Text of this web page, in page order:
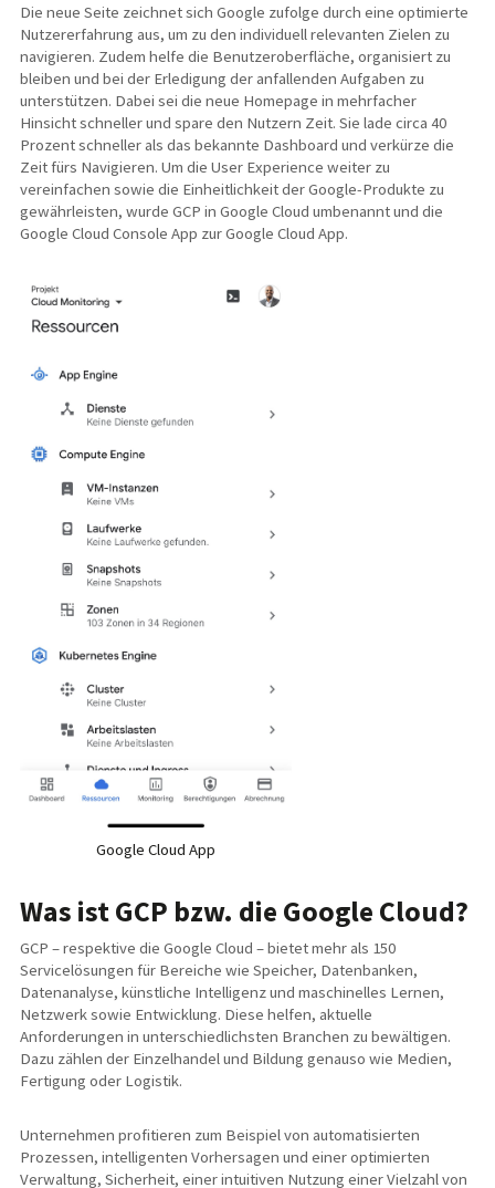
Die neue Seite zeichnet sich Google zufolge durch eine optimierte
Nutzererfahrung aus, um zu den individuell relevanten Zielen zu
navigieren. Zudem helfe die Benutzeroberfläche, organisiert zu
bleiben und bei der Erledigung der anfallenden Aufgaben zu
unterstützen. Dabei sei die neue Homepage in mehrfacher
Hinsicht schneller und spare den Nutzern Zeit. Sie lade circa 40
Prozent schneller als das bekannte Dashboard und verkürze die
Zeit fürs Navigieren. Um die User Experience weiter zu
vereinfachen sowie die Einheitlichkeit der Google-Produkte zu
gewährleisten, wurde GCP in Google Cloud umbenannt und die
Google Cloud Console App zur Google Cloud App.
Google Cloud App
Was ist GCP bzw. die Google Cloud?
GCP – respektive die Google Cloud – bietet mehr als 150
Servicelösungen für Bereiche wie Speicher, Datenbanken,
Datenanalyse, künstliche Intelligenz und maschinelles Lernen,
Netzwerk sowie Entwicklung. Diese helfen, aktuelle
Anforderungen in unterschiedlichsten Branchen zu bewältigen.
Dazu zählen der Einzelhandel und Bildung genauso wie Medien,
Fertigung oder Logistik.
Unternehmen profitieren zum Beispiel von automatisierten
Prozessen, intelligenten Vorhersagen und einer optimierten
Verwaltung, Sicherheit, einer intuitiven Nutzung einer Vielzahl von